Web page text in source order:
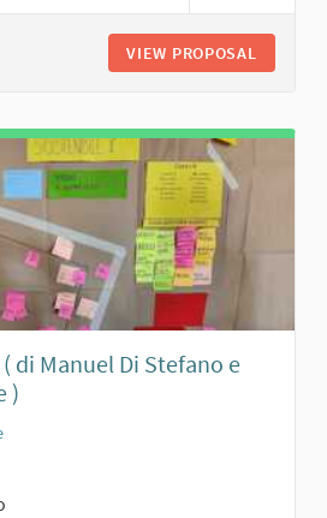
VIEW PROPOSAL
di Manuel Di Stefano e
)